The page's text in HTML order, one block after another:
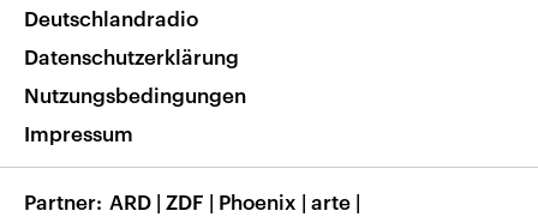
Nachrichten App
Frequenzen
Veranstaltungen
Musikliste
RSS
Barrierefreiheit
Deutschlandradio
Datenschutzerklärung
Nutzungsbedingungen
Impressum
Partner ARD | ZDF | Phoenix | arte |